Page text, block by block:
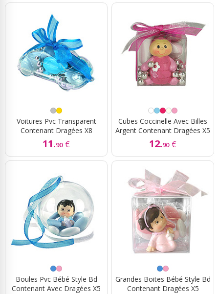
Voitures Pvc Transparent
Contenant Dragées X8
11.90 €
Cubes Coccinelle Avec Billes
Argent Contenant Dragées X5
12.90 €
Boules Pvc Bébé Style Bd
Contenant Avec Dragées X5
Grandes Boites Bébé Style Bd
Contenant Dragées X5